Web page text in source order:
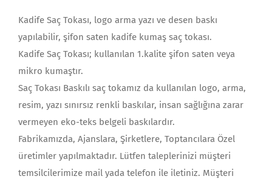
Kadife Saç Tokası, logo arma yazı ve desen baskı
yapılabilir, şifon saten kadife kumaş saç tokası.
Kadife Saç Tokası; kullanılan 1.kalite şifon saten veya
mikro kumaştır.
Saç Tokası Baskılı saç tokamız da kullanılan logo, arma,
resim, yazı sınırsız renkli baskılar, insan sağlığına zarar
vermeyen eko-teks belgeli baskılardır.
Fabrikamızda, Ajanslara, Şirketlere, Toptancılara Özel
üretimler yapılmaktadır. Lütfen taleplerinizi müşteri
temsilcilerimize mail yada telefon ile iletiniz. Müşteri